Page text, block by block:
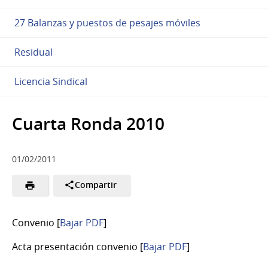
27 Balanzas y puestos de pesajes móviles
Residual
Licencia Sindical
Cuarta Ronda 2010
01/02/2011
Compartir
Convenio [Bajar PDF]
Acta presentación convenio [Bajar PDF]